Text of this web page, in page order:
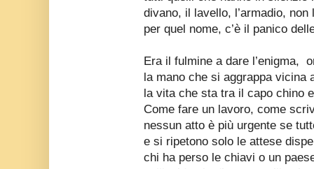
divano, il lavello, l’armadio, non
per quel nome, c’è il panico
Era il fulmine a dare l’enigma,
la mano che si aggrappa vicina
la vita che sta tra il capo chino
Come fare un lavoro, come
nessun atto è più urgente se
e si ripetono solo le attese
chi ha perso le chiavi o un